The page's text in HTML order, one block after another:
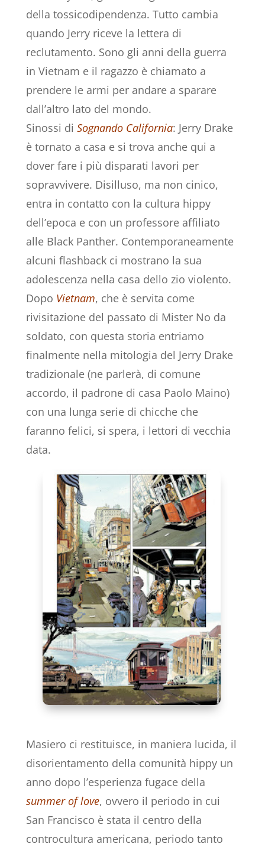
della tossicodipendenza. Tutto cambia
quando Jerry riceve la lettera di
reclutamento. Sono gli anni della guerra
in Vietnam e il ragazzo è chiamato a
prendere le armi per andare a sparare
dall’altro lato del mondo.
Sinossi di Sognando California: Jerry Drake
è tornato a casa e si trova anche qui a
dover fare i più disparati lavori per
sopravvivere. Disilluso, ma non cinico,
entra in contatto con la cultura hippy
dell’epoca e con un professore affiliato
alle Black Panther. Contemporaneamente
alcuni flashback ci mostrano la sua
adolescenza nella casa dello zio violento.
Dopo Vietnam, che è servita come
rivisitazione del passato di Mister No da
soldato, con questa storia entriamo
finalmente nella mitologia del Jerry Drake
tradizionale (ne parlerà, di comune
accordo, il padrone di casa Paolo Maino)
con una lunga serie di chicche che
faranno felici, si spera, i lettori di vecchia
data.
Masiero ci restituisce, in maniera lucida, il
disorientamento della comunità hippy un
anno dopo l’esperienza fugace della
summer of love, ovvero il periodo in cui
San Francisco è stata il centro della
controcultura americana, periodo tanto